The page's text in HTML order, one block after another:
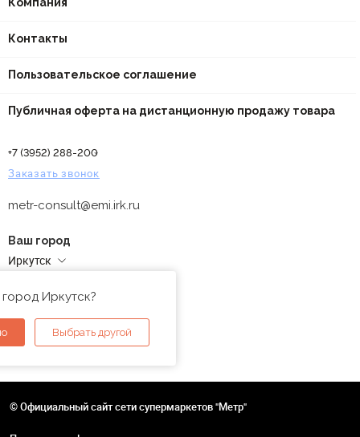
Компания
Контакты
Пользовательское соглашение
Публичная оферта на дистанционную продажу товара
+7 (3952) 288-200
Заказать звонок
metr-consult@emi.irk.ru
Ваш город
Иркутск
Иркутск?
Выбрать другой
© Официальный сайт сети супермаркетов "Метр"